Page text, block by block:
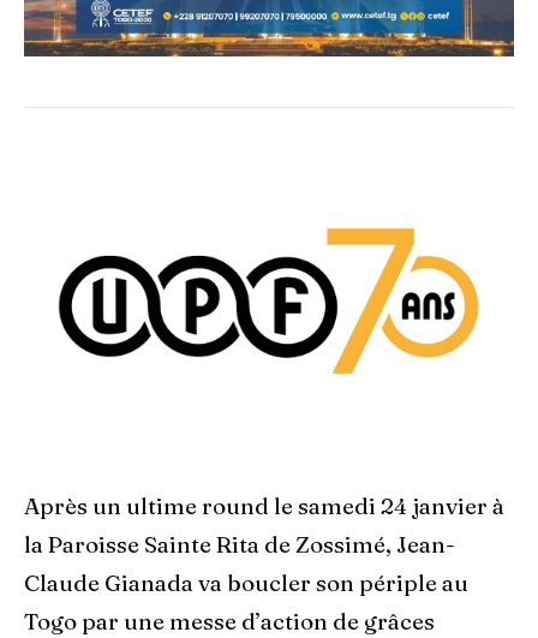
Après un ultime round le samedi 24 janvier à
la Paroisse Sainte Rita de Zossimé, Jean-
Claude Gianada va boucler son périple au
Togo par une messe d’action de grâces